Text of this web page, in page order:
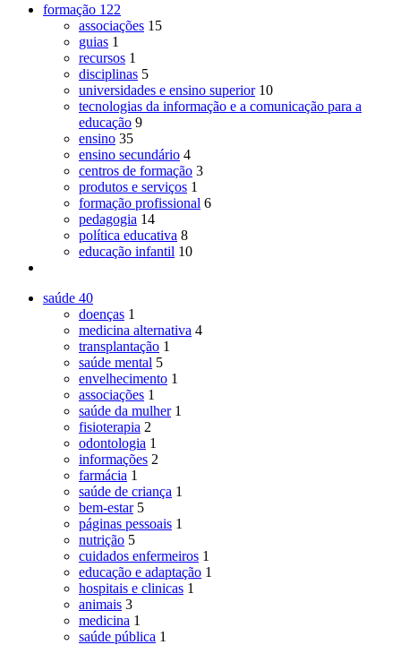
formação 122
associações 15
guias 1
recursos 1
disciplinas 5
universidades e ensino superior 10
tecnologias da informação e a comunicação para a
educação 9
ensino 35
ensino secundário 4
centros de formação 3
produtos e serviços 1
formação profissional 6
pedagogia 14
política educativa 8
educação infantil 10
saúde 40
doenças 1
medicina alternativa 4
transplantação 1
saúde mental 5
envelhecimento 1
associações 1
saúde da mulher 1
fisioterapia 2
odontologia 1
informações 2
farmácia 1
saúde de criança 1
bem-estar 5
páginas pessoais 1
nutrição 5
cuidados enfermeiros 1
educação e adaptação 1
hospitais e clinicas 1
animais 3
medicina 1
saúde pública 1